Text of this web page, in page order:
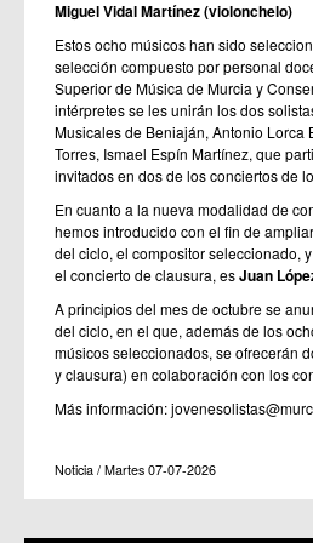
Miguel Vidal Martínez (violonchelo)
Estos ocho músicos han sido
selección compuesto por personal
Superior de Música de Murcia y
intérpretes se les unirán los dos
Musicales de Beniaján, Antonio Lorca
Torres, Ismael Espín Martínez, que
invitados en dos de los conciertos de
En cuanto a la nueva modalidad de
hemos introducido con el fin de
del ciclo, el compositor seleccionado,
el concierto de clausura, esJuan
A principios del mes de octubre se
del ciclo, en el que, además de los
músicos seleccionados, se ofrecerán
y clausura) en colaboración con los
Más información:
Noticia / Martes 07-07-2026